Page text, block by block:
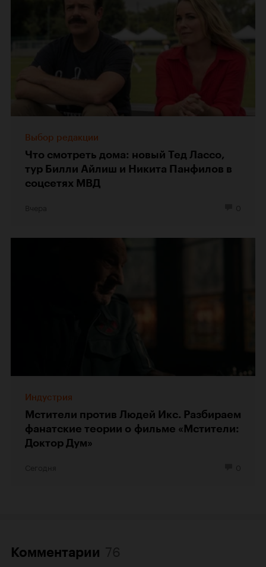
Выбор редакции
Что смотреть дома: новый Тед Лассо,
тур Билли Айлиш и Никита Панфилов в
соцсетях МВД
Индустрия
Мстители против Людей Икс. Разбираем
фанатские теории о фильме «Мстители:
Доктор Дум»
Комментарии